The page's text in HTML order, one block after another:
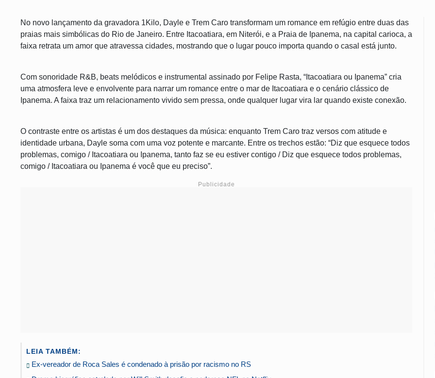
No novo lançamento da gravadora 1Kilo, Dayle e Trem Caro transformam um romance em refúgio entre duas das
praias mais simbólicas do Rio de Janeiro. Entre Itacoatiara, em Niterói, e a Praia de Ipanema, na capital carioca, a
faixa retrata um amor que atravessa cidades, mostrando que o lugar pouco importa quando o casal está junto.
Com sonoridade R&B, beats melódicos e instrumental assinado por Felipe Rasta, “Itacoatiara ou Ipanema” cria
uma atmosfera leve e envolvente para narrar um romance entre o mar de Itacoatiara e o cenário clássico de
Ipanema. A faixa traz um relacionamento vivido sem pressa, onde qualquer lugar vira lar quando existe conexão.
O contraste entre os artistas é um dos destaques da música: enquanto Trem Caro traz versos com atitude e
identidade urbana, Dayle soma com uma voz potente e marcante. Entre os trechos estão: “Diz que esquece todos
problemas, comigo / Itacoatiara ou Ipanema, tanto faz se eu estiver contigo / Diz que esquece todos problemas,
comigo / Itacoatiara ou Ipanema é você que eu preciso”.
Publicidade
LEIA TAMBÉM:
Ex-vereador de Roca Sales é condenado à prisão por racismo no RS